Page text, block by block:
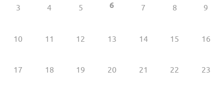
3 4 5 6 7 8 9
10 11 12 13 14 15 16
17 18 19 20 21 22 23